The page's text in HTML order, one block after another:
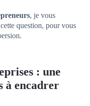
, je vous
question, pour vous
: une
à encadrer